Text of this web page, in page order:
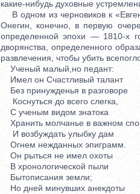
какие-нибудь духовные
В одном из черновиков к
Онегин, конечно, в первую
определенной эпохи — 1810-х
дворянства, определенного
развлечения, чтобы убить
Ученый малый,но педант:
Имел он Счастливый талант
Без принужденья в разговоре
Коснуться до всего слегка,
С ученым видом знатока
Хранить молчанье в важном
И возбуждать улыбку дам
Огнем нежданных эпиграмм.
Он рыться не имел охоты
В хронологической пыли
Бытописания земли;
Но дней минувших анекдоты